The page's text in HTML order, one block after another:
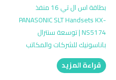
بطاقة اس ال تي 16 منفذ
PANASONIC SLT Handsets KX-
NS5174 | توسعة سنترال
باناسونيك للشركات والمكاتب
قراءة المزيد